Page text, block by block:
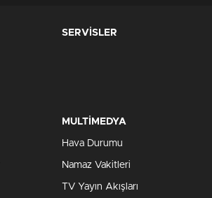
SERVİSLER
MULTİMEDYA
Hava Durumu
Namaz Vakitleri
TV Yayın Akışları